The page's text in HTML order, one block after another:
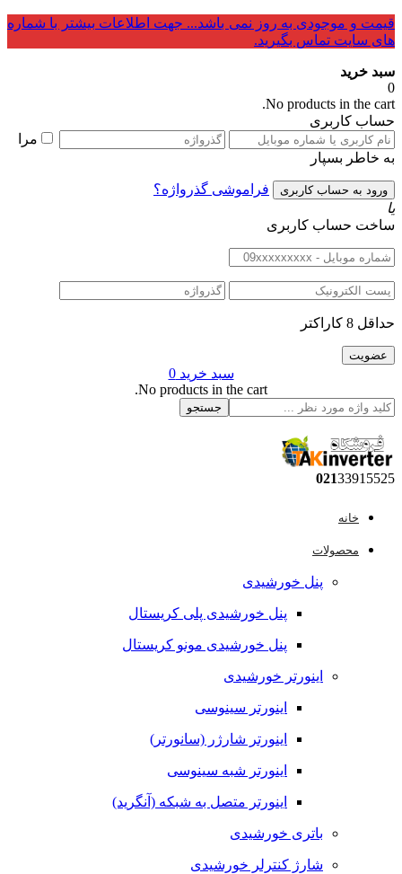
به روز نمی باشد... جهت اطلاعات بیشتر با شماره
تماس بگیرید.
No products
فراموشی گذرواژه؟
کاربری
0
No products in the cart.
021
پنل خورشیدی
پنل خورشیدی پلی کریستال
پنل خورشیدی مونو کریستال
اینورتر خورشیدی
اینورتر سینوسی
اینورتر شارژر (سانورتر)
اینورتر شبه سینوسی
اینورتر متصل به شبکه (آنگرید)
باتری خورشیدی
شارژ کنترلر خورشیدی